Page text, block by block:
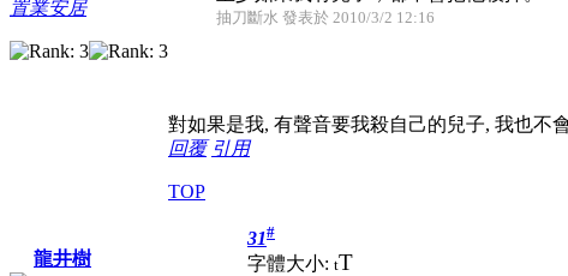
置業安居 抽刀斷水 發表於 2010/3/2 12:16
對如果是我, 有聲音要我殺自己的兒子, 我也不
回覆 引用
TOP
龍井樹
31#
字體大小: tT